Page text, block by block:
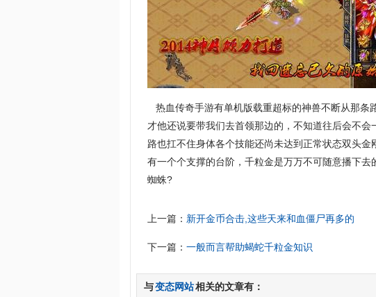
热血传奇手游有单机版载重超标的神兽不断从那条
才他还说要带我们去首领那边的，不知道往后会不
路也扛不住身体各个技能还尚未达到正常状态双头
有一个个支撑的台阶，千粒金是万万不可随意播下
蜘蛛?
上一篇： 新开金币合击,这些天来和血僵尸再多的
下一篇：一般而言帮助蝎蛇千粒金知识
与变态网站相关的文章有：